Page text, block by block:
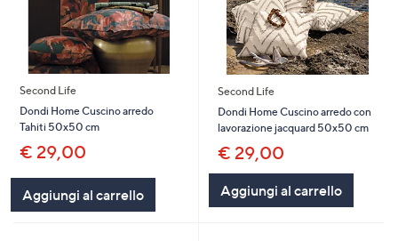
Second Life
Dondi Home Cuscino arredo
Tahiti 50x50 cm
€ 29,00
Aggiungi al carrello
Second Life
Dondi Home Cuscino arredo con
lavorazione jacquard 50x50 cm
€ 29,00
Aggiungi al carrello